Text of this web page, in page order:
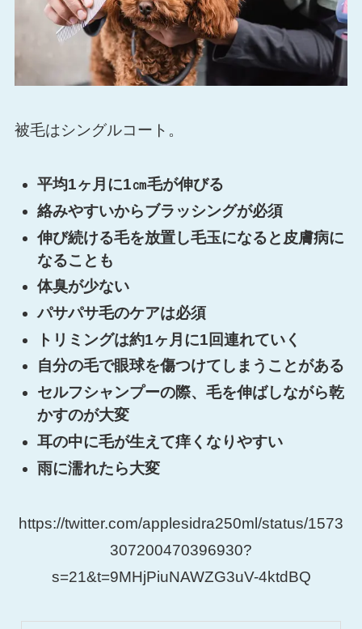
被毛はシングルコート。
平均1ヶ月に1㎝毛が伸びる
絡みやすいからブラッシングが必須
伸び続ける毛を放置し毛玉になると皮膚病に
なることも
体臭が少ない
パサパサ毛のケアは必須
トリミングは約1ヶ月に1回連れていく
自分の毛で眼球を傷つけてしまうことがある
セルフシャンプーの際、毛を伸ばしながら乾
かすのが大変
耳の中に毛が生えて痒くなりやすい
雨に濡れたら大変
https://twitter.com/applesidra250ml/status/1573
307200470396930?
s=21&t=9MHjPiuNAWZG3uV-4ktdBQ